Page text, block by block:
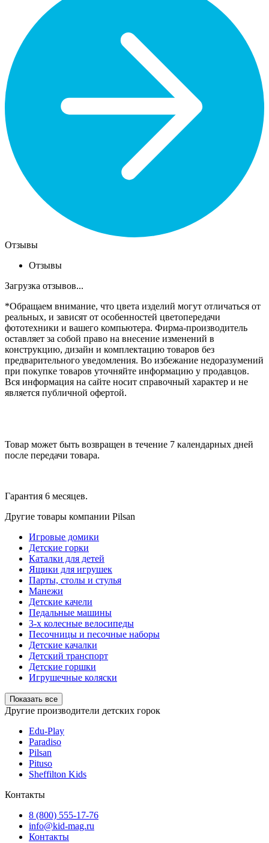
Отзывы
Отзывы
Загрузка отзывов...
*Обращаем внимание, что цвета изделий могут отличаться от
реальных, и зависят от особенностей цветопередачи
фототехники и вашего компьютера. Фирма-производитель
оставляет за собой право на внесение изменений в
конструкцию, дизайн и комплектацию товаров без
предварительного уведомления. Во избежание недоразумений
при покупке товаров уточняйте информацию у продавцов.
Вся информация на сайте носит справочный характер и не
является публичной офертой.
Товар может быть возвращен в течение 7 календарных дней
после передачи товара.
Гарантия 6 месяцев.
Другие товары компании Pilsan
Игровые домики
Детские горки
Каталки для детей
Ящики для игрушек
Парты, столы и стулья
Манежи
Детские качели
Педальные машины
3-х колесные велосипеды
Песочницы и песочные наборы
Детские качалки
Детский транспорт
Детские горшки
Игрушечные коляски
Показать все
Другие производители детских горок
Edu-Play
Paradiso
Pilsan
Pituso
Sheffilton Kids
Контакты
8 (800) 555-17-76
info@kid-mag.ru
Контакты